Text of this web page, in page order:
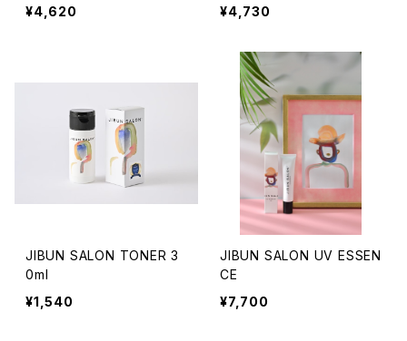
¥4,620
¥4,730
JIBUN SALON TONER 3
0ml
¥1,540
JIBUN SALON UV ESSEN
CE
¥7,700